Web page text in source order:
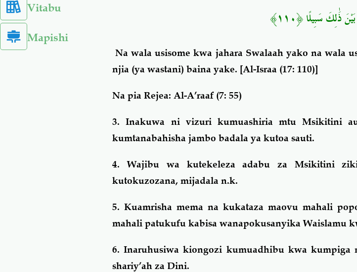
Vitabu
Mapishi
ذَٰلِكَ سَبِيلًا﴿١١٠﴾
Na wala usisome kwa jahara Swalaah yako na wala
njia (ya wastani) baina yake. [Al-Israa (17: 110)]
Na pia Rejea: Al-A’raaf (7: 55)
3. Inakuwa ni vizuri kumuashiria mtu Msikitini
kumtanabahisha jambo badala ya kutoa sauti.
4. Wajibu wa kutekeleza adabu za Msikitini
kutokuzozana, mijadala n.k.
5. Kuamrisha mema na kukataza maovu mahali
mahali patukufu kabisa wanapokusanyika Waislamu
6. Inaruhusiwa kiongozi kumuadhibu kwa kumpiga
shariy’ah za Dini.